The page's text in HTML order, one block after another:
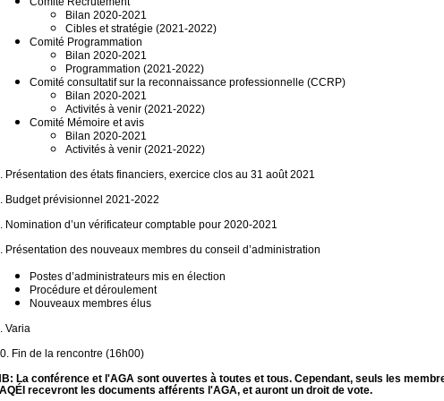
Bilan 2020-2021
Cibles et stratégie (2021-2022)
Comité Programmation
Bilan 2020-2021
Programmation (2021-2022)
Comité consultatif sur la reconnaissance professionnelle (CCRP)
Bilan 2020-2021
Activités à venir (2021-2022)
Comité Mémoire et avis
Bilan 2020-2021
Activités à venir (2021-2022)
Présentation des états financiers, exercice clos au 31 août 2021
Budget prévisionnel 2021-2022
Nomination d’un vérificateur comptable pour 2020-2021
Présentation des nouveaux membres du conseil d’administration
Postes d’administrateurs mis en élection
Procédure et déroulement
Nouveaux membres élus
Varia
Fin de la rencontre (16h00)
La conférence et l'AGA sont ouvertes à toutes et tous. Cependant, seuls les
recevront les documents afférents l'AGA, et auront un droit de vote.